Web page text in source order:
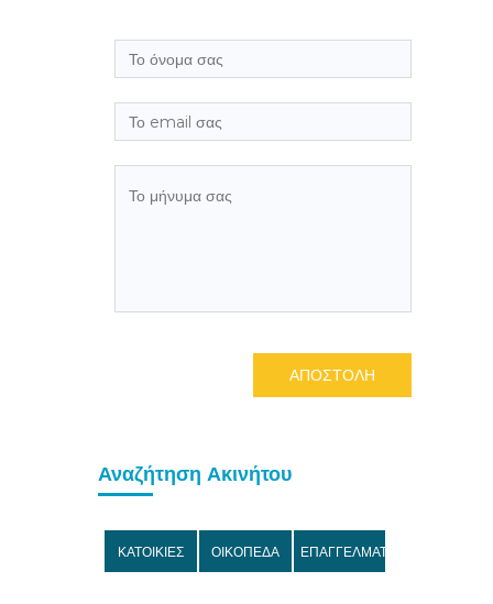
ΑΠΟΣΤΟΛΗ
Αναζήτηση Ακινήτου
ΚΑΤΟΙΚΙΕΣ ΟΙΚΟΠΕΔΑ ΕΠΑΓΓΕΛΜΑΤΙΚΑ